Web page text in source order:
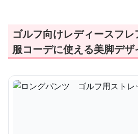
ゴルフ向けレディースフ
服コーデに使える美脚デザ